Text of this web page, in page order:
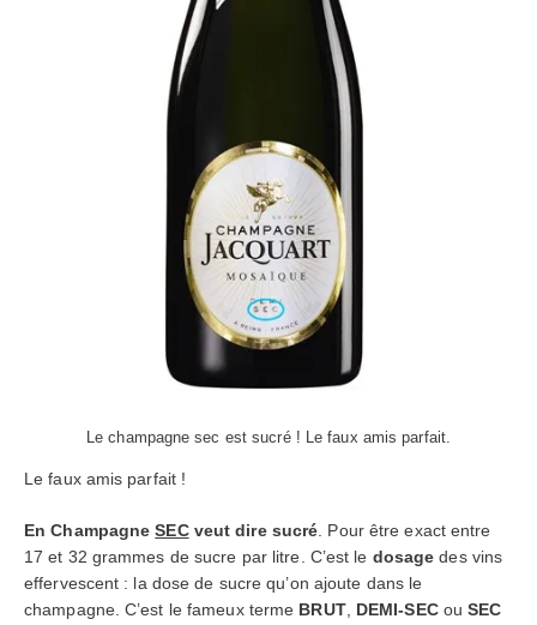
Le champagne sec est sucré ! Le faux amis parfait.
Le faux amis parfait !
En ChampagneSECveut dire sucré . Pour être exact entre
17 et 32 grammes de sucre par litre. C’est le dosage des vins
effervescent : la dose de sucre qu’on ajoute dans le
champagne. C’est le fameux terme BRUT, DEMI-SECouSEC